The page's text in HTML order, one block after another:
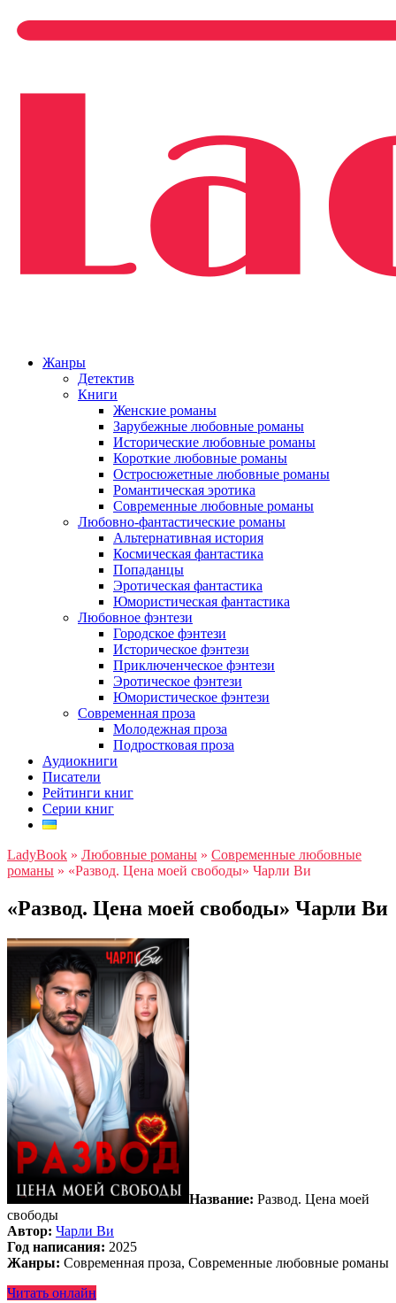
Жанры
Детектив
Книги
Женские романы
Зарубежные любовные романы
Исторические любовные романы
Короткие любовные романы
Остросюжетные любовные романы
Романтическая эротика
Современные любовные романы
Любовно-фантастические романы
Альтернативная история
Космическая фантастика
Попаданцы
Эротическая фантастика
Юмористическая фантастика
Любовное фэнтези
Городское фэнтези
Историческое фэнтези
Приключенческое фэнтези
Эротическое фэнтези
Юмористическое фэнтези
Современная проза
Молодежная проза
Подростковая проза
Аудиокниги
Писатели
Рейтинги книг
Серии книг
LadyBook » Любовные романы » Современные любовные
романы » «Развод. Цена моей свободы» Чарли Ви
«Развод. Цена моей свободы» Чарли Ви
Название: Развод. Цена моей
свободы
Автор: Чарли Ви
Год написания: 2025
Жанры: Современная проза, Современные любовные романы
Читать онлайн